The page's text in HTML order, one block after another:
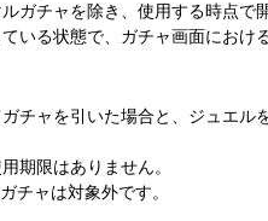
ガチャを除き、使用する時点
いる状態で、ガチャ画面にお
チャを引いた場合と、ジュエ
期限はありません。
チャは対象外です。